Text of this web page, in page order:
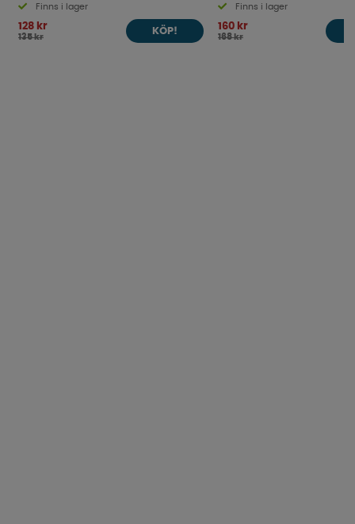
Finns i lager
128 kr
135 kr
KÖP!
Finns i lager
160 kr
168 kr